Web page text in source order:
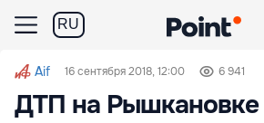
RU
Aif 16 сентября 2018, 12:00 6 941
ДТП на Рышкановке